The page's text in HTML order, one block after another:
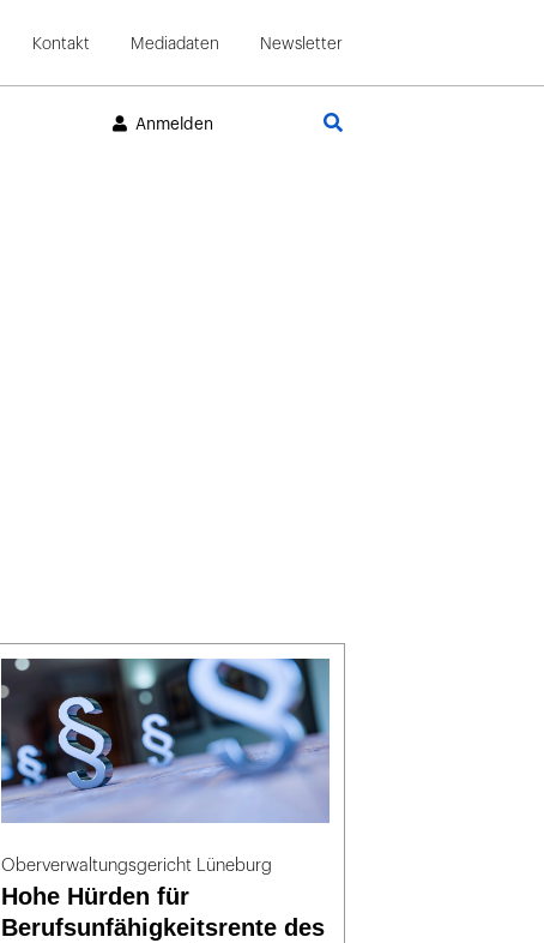
Kontakt Mediadaten Newsletter
Anmelden
Oberverwaltungsgericht Lüneburg
Hohe Hürden für
Berufsunfähigkeitsrente des